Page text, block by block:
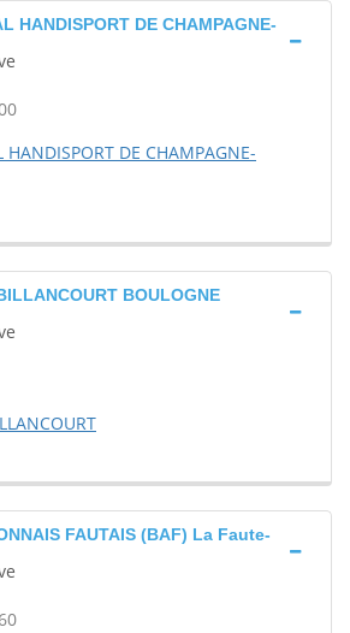
HANDISPORT DE CHAMPAGNE-
HANDISPORT DE CHAMPAGNE-
BOULOGNE
FAUTAIS (BAF) La Faute-